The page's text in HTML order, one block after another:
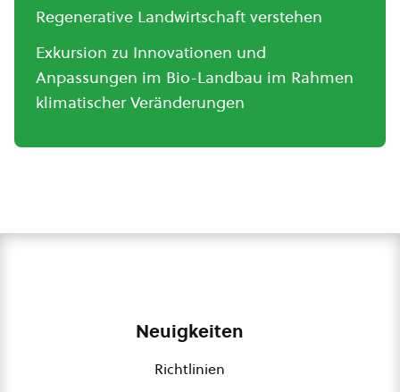
Regenerative Landwirtschaft verstehen
Exkursion zu Innovationen und
Anpassungen im Bio-Landbau im Rahmen
klimatischer Veränderungen
Neuigkeiten
Richtlinien